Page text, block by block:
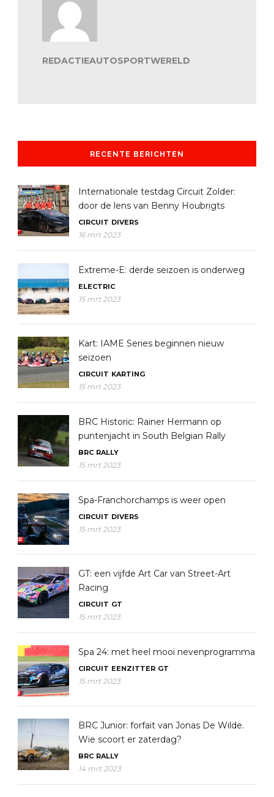
REDACTIEAUTOSPORTWERELD
RECENTE BERICHTEN
Internationale testdag Circuit Zolder:
door de lens van Benny Houbrigts
CIRCUIT DIVERS
16 mrt 2023
Extreme-E: derde seizoen is onderweg
ELECTRIC
15 mrt 2023
Kart: IAME Series beginnen nieuw
seizoen
CIRCUIT KARTING
15 mrt 2023
BRC Historic: Rainer Hermann op
puntenjacht in South Belgian Rally
BRC RALLY
15 mrt 2023
Spa-Franchorchamps is weer open
CIRCUIT DIVERS
15 mrt 2023
GT: een vijfde Art Car van Street-Art
Racing
CIRCUIT GT
15 mrt 2023
Spa 24: met heel mooi nevenprogramma
CIRCUIT EENZITTER GT
15 mrt 2023
BRC Junior: forfait van Jonas De Wilde.
Wie scoort er zaterdag?
BRC RALLY
14 mrt 2023